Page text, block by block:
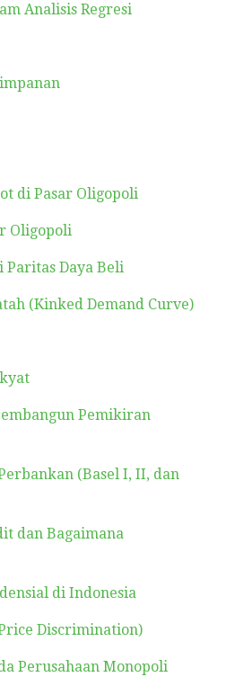
Analisis Regresi
di Pasar Oligopoli
Oligopoli
Daya Beli
(Kinked Demand Curve)
Pemikiran
(Basel I, II, dan
dan Bagaimana
di Indonesia
Discrimination)
Perusahaan Monopoli